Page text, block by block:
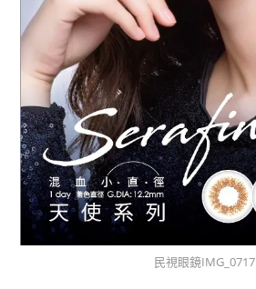
民視眼鏡IMG_0717